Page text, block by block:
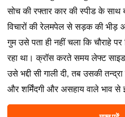
सोच की रफ्तार कार की स्पीड के
विचारों की रेलमपेल से सड़क की भीड़
गुम उसे पता ही नहीं चला कि चौराहे
रहा था। क्रॉस करते समय लेफ्ट
उसे भद्दी सी गाली दी, तब उसकी
और शर्मिंदगी और असहाय वाले भाव